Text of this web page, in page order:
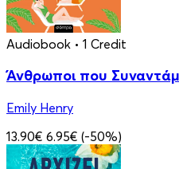
Audiobook • 1 Credit
Άνθρωποι που
Emily Henry
13.90€ 6.95€ (-50%)